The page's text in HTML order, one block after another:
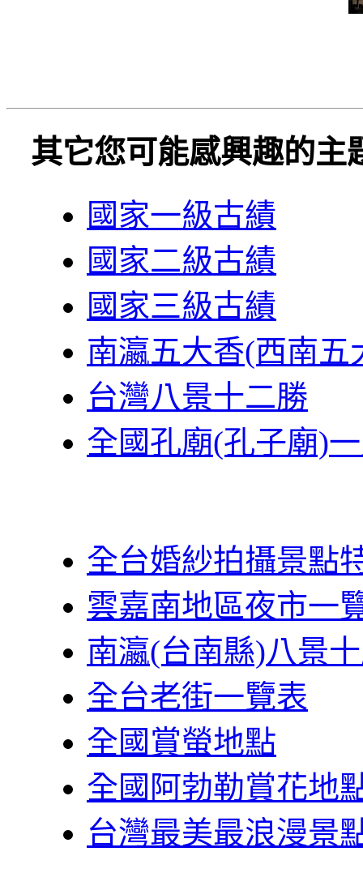
其它您可能感興趣的主
國家一級古績
國家二級古績
國家三級古績
南瀛五大香(西南五
台灣八景十二勝
全國孔廟(孔子廟)
全台婚紗拍攝景點
雲嘉南地區夜市一
南瀛(台南縣)八景
全台老街一覽表
全國賞螢地點
全國阿勃勒賞花地
台灣最美最浪漫景